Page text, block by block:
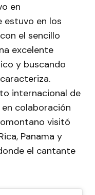
en
estuvo en los
el sencillo
excelente
y buscando
internacional de
en colaboración
visitó
Panama y
el cantante